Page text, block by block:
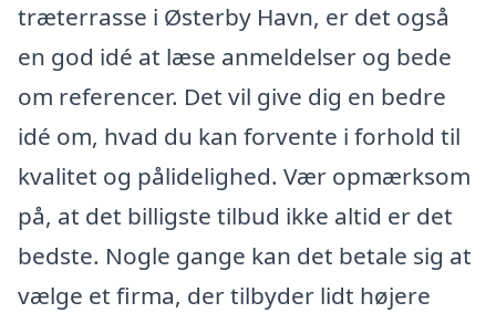
træterrasse i Østerby Havn, er det også
en god idé at læse anmeldelser og bede
om referencer. Det vil give dig en bedre
idé om, hvad du kan forvente i forhold til
kvalitet og pålidelighed. Vær opmærksom
på, at det billigste tilbud ikke altid er det
bedste. Nogle gange kan det betale sig at
vælge et firma, der tilbyder lidt højere